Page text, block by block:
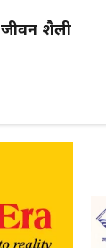
जीवन शैली